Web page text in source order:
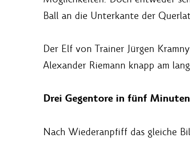
Ball an die Unterkante der
Der Elf von Trainer Jürgen
Alexander Riemann knapp am
Drei Gegentore in fünf Minuten
Nach Wiederanpfiff das gleiche